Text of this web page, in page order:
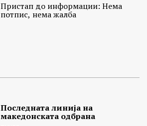
Пристап до информации: Нема
потпис, нема жалба
Последната линија на
македонската одбрана